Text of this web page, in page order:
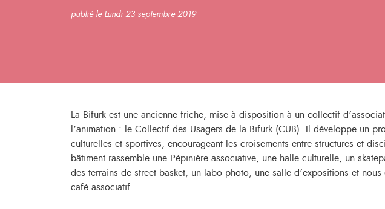
publié le Lundi 23 septembre 2019
La Bifurk est une ancienne friche, mise à disposition à un collectif
l’animation : le Collectif des Usagers de la Bifurk (CUB). Il développe un
culturelles et sportives, encourageant les croisements entre structures et
bâtiment rassemble une Pépinière associative, une halle culturelle, un
des terrains de street basket, un labo photo, une salle d’expositions et
café associatif.